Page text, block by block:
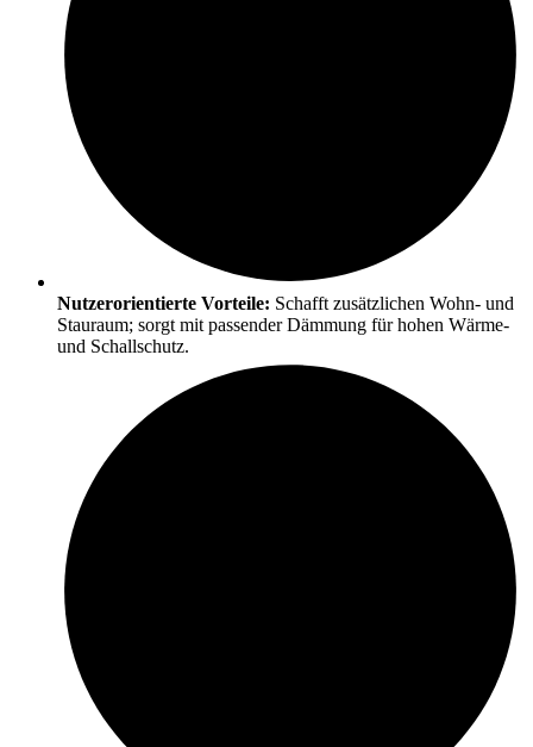
Nutzerorientierte Vorteile: Schafft zusätzlichen Wohn- und
Stauraum; sorgt mit passender Dämmung für hohen Wärme-
und Schallschutz.